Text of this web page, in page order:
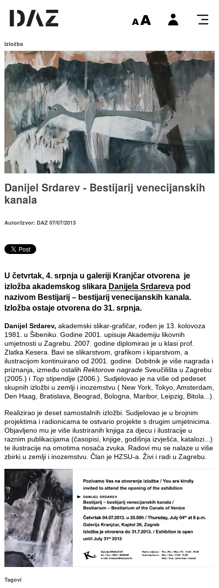
Izložba
Danijel Srdarev - Bestijarij venecijanskih
kanala
Autor/izvor: DAZ 07/07/2013
U četvrtak, 4. srpnja u galeriji Kranjčar otvorena je
izložba akademskog slikaraDanijela Srdarevapod
nazivom Bestijarij – bestijarij venecijanskih kanala.
Izložba ostaje otvorena do 31. srpnja.
Danijel Srdarev, akademski slikar-grafičar, rođen je 13. kolovoza
1981. u Šibeniku. Godine 2001. upisuje Akademiju likovnih
umjetnosti u Zagrebu. 2007. godine diplomirao je u klasi prof.
Zlatka Kesera. Bavi se slikarstvom, grafikom i kiparstvom, a
ilustracijom kontinuirano od 2001. godine. Dobitnik je više nagrada i
priznanja, između ostalih Rektorove nagrade Sveučilišta u Zagrebu
(2005.) i Top stipendije (2006.). Sudjelovao je na više od pedeset
skupnih izložbi u zemlji i inozemstvu ( New York, Tokyo, Amsterdam,
Den Haag, Bratislava, Beograd, Bologna, Maribor, Leipzig, Bitola...).
Realizirao je deset samostalnih izložbi. Sudjelovao je u brojnim
projektima i radionicama te ostvario projekte s drugim umjetnicima.
Objavljeno mu je više ilustriranih knjiga za djecu i ilustracije u
raznim publikacijama (časopisi, knjige, godišnja izvješća, katalozi...)
te ilustracije na omotima nosača zvuka. Radovi mu se nalaze u više
zbirki u zemlji i inozemstvu. Član je HZSU-a. Živi i radi u Zagrebu.
Tagovi